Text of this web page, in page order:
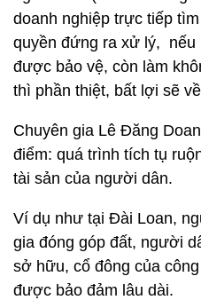
doanh nghiệp trực tiếp
quyền đứng ra xử lý, nếu
được bảo vệ, còn làm
thì phần thiệt, bất lợi sẽ
Chuyên gia Lê Đăng
điểm: quá trình tích tụ
tài sản của người dân.
Ví dụ như tại Đài Loan,
gia đóng góp đất, người
sở hữu, cổ đông của
được bảo đảm lâu dài.